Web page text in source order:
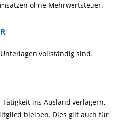
ohne Mehrwertsteuer.
vollständig sind.
ins Ausland verlagern,
bleiben. Dies gilt auch für